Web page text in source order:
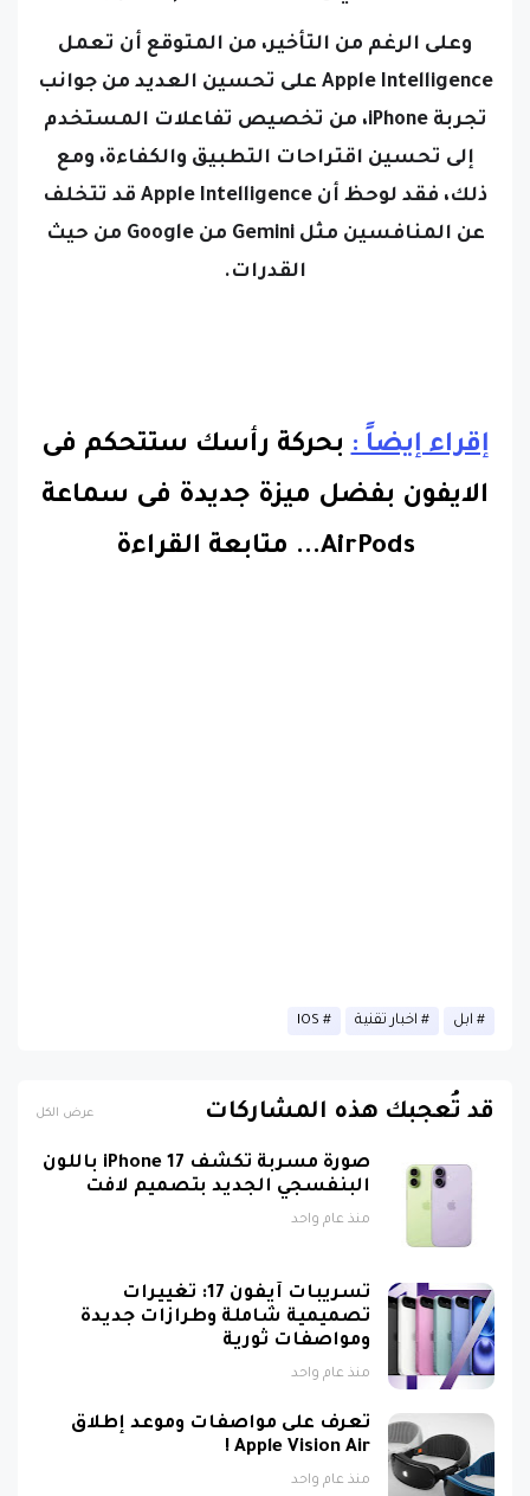
وعلى الرغم من التأخير، من المتوقع أن تعمل
Apple Intelligence على تحسين العديد من جوانب
تجربة iPhone، من تخصيص تفاعلات المستخدم
إلى تحسين اقتراحات التطبيق والكفاءة، ومع
ذلك، فقد لوحظ أن Apple Intelligence قد تتخلف
عن المنافسين مثل Gemini من Google من حيث
القدرات.
الايفون بفضل ميزة جديدة فى سماعة
AirPods.
.. متابعة القراءة
البنفسجي الجديد بتصميم لافت
منذ عام واحد
تصميمية شاملة وطرازات جديدة
ومواصفات ثورية
منذ عام واحد
تعرف على مواصفات وموعد إطلاق
Apple Vision Air !
منذ عام واحد